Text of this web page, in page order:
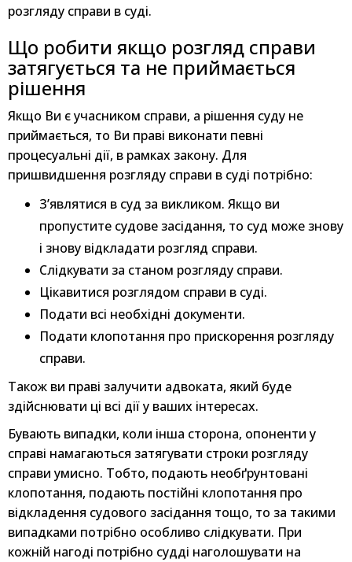
розгляду справи в суді.
Що робити якщо розгляд справи
затягується та не приймається
рішення
Якщо Ви є учасником справи, а рішення суду не
приймається, то Ви праві виконати певні
процесуальні дії, в рамках закону. Для
пришвидшення розгляду справи в суді потрібно:
З’являтися в суд за викликом. Якщо ви
пропустите судове засідання, то суд може знову
і знову відкладати розгляд справи.
Слідкувати за станом розгляду справи.
Цікавитися розглядом справи в суді.
Подати всі необхідні документи.
Подати клопотання про прискорення розгляду
справи.
Також ви праві залучити адвоката, який буде
здійснювати ці всі дії у ваших інтересах.
Бувають випадки, коли інша сторона, опоненти у
справі намагаються затягувати строки розгляду
справи умисно. Тобто, подають необґрунтовані
клопотання, подають постійні клопотання про
відкладення судового засідання тощо, то за такими
випадками потрібно особливо слідкувати. При
кожній нагоді потрібно судді наголошувати на